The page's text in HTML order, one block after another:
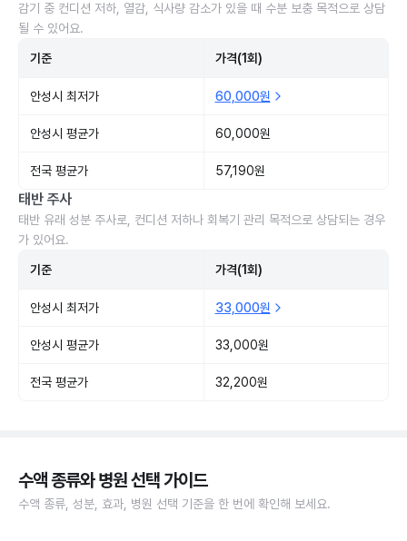
감기 중 컨디션 저하, 열감, 식사량 감소가 있을 때 수분 보충 목적으로 상담
될 수 있어요.
기준 가격(1회)
안성시 최저가 60,000원
안성시 평균가 60,000원
전국 평균가 57,190원
태반 주사
태반 유래 성분 주사로, 컨디션 저하나 회복기 관리 목적으로 상담되는 경우
가 있어요.
기준 가격(1회)
안성시 최저가 33,000원
안성시 평균가 33,000원
전국 평균가 32,200원
수액 종류와 병원 선택 가이드
수액 종류, 성분, 효과, 병원 선택 기준을 한 번에 확인해 보세요.